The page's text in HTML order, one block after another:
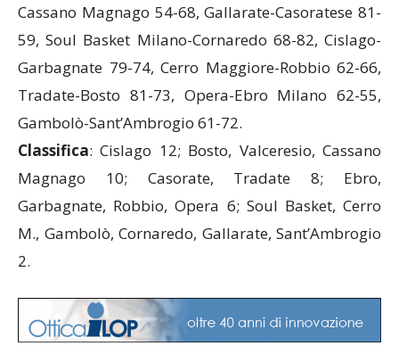
Cassano Magnago 54-68, Gallarate-Casoratese 81-
59, Soul Basket Milano-Cornaredo 68-82, Cislago-
Garbagnate 79-74, Cerro Maggiore-Robbio 62-66,
Tradate-Bosto 81-73, Opera-Ebro Milano 62-55,
Gambolò-Sant’Ambrogio 61-72.
Classifica: Cislago 12; Bosto, Valceresio, Cassano
Magnago 10; Casorate, Tradate 8; Ebro,
Garbagnate, Robbio, Opera 6; Soul Basket, Cerro
M., Gambolò, Cornaredo, Gallarate, Sant’Ambrogio
2.